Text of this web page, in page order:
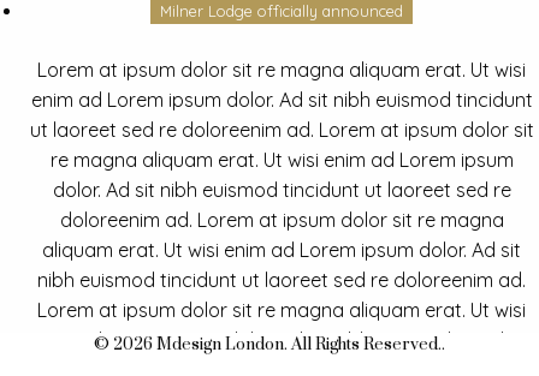
Milner Lodge officially announced
Lorem at ipsum dolor sit re magna aliquam erat. Ut wisi
enim ad Lorem ipsum dolor. Ad sit nibh euismod tincidunt
ut laoreet sed re doloreenim ad. Lorem at ipsum dolor sit
re magna aliquam erat. Ut wisi enim ad Lorem ipsum
dolor. Ad sit nibh euismod tincidunt ut laoreet sed re
doloreenim ad. Lorem at ipsum dolor sit re magna
aliquam erat. Ut wisi enim ad Lorem ipsum dolor. Ad sit
nibh euismod tincidunt ut laoreet sed re doloreenim ad.
Lorem at ipsum dolor sit re magna aliquam erat. Ut wisi
enim ad Lorem ipsum dolor. Ad sit nibh euismod tincidunt
© 2026 Mdesign London. All Rights Reserved..